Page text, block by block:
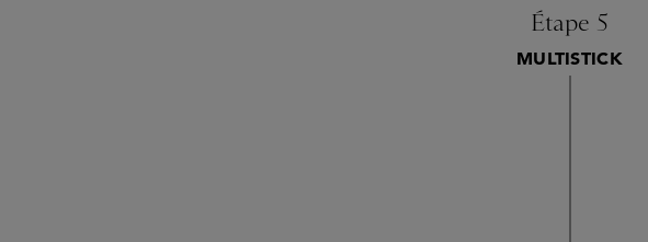
Étape 5
MULTISTICK